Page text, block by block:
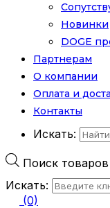
Новинки
DOGE
Партнерам
О компании
Оплата и
Контакты
Искать:
Поиск товаров
Искать:
(0)